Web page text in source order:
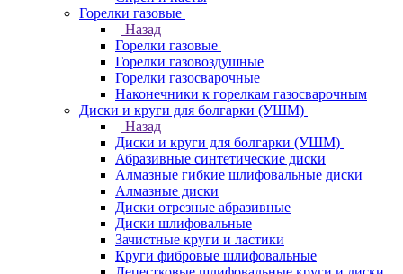
Горелки газовые
Назад
Горелки газовые
Горелки газовоздушные
Горелки газосварочные
Наконечники к горелкам газосварочным
Диски и круги для болгарки (УШМ)
Назад
Диски и круги для болгарки (УШМ)
Абразивные синтетические диски
Алмазные гибкие шлифовальные диски
Алмазные диски
Диски отрезные абразивные
Диски шлифовальные
Зачистные круги и ластики
Круги фибровые шлифовальные